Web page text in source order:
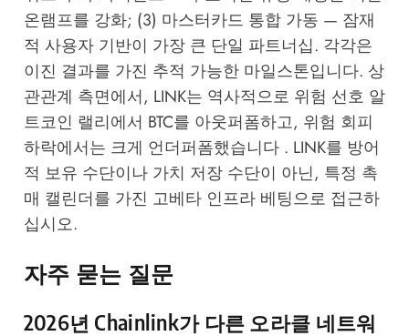
온램프를 강화; (3) 마스터카드 통합 가동 — 잠재
적 사용자 기반이 가장 큰 단일 파트너십. 각각은
이진 결과를 가진 추적 가능한 마일스톤입니다. 상
관관계 측면에서, LINK는 역사적으로 위험 선호 알
트코인 랠리에서 BTC를 아웃퍼폼하고, 위험 회피
하락에서는 크게 언더퍼폼했습니다 . LINK를 방어
적 보유 수단이나 가치 저장 수단이 아닌, 특정 촉
매 캘린더를 가진 고베타 인프라 베팅으로 접근하
십시오.
자주 묻는 질문
2026년 Chainlink가 다른 오라클 네트워